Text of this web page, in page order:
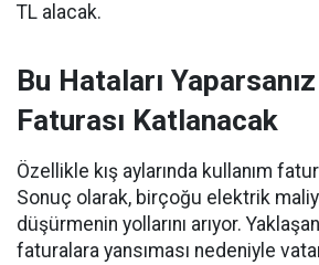
TL alacak.
Bu Hataları
Faturası Katlanacak
Özellikle kış aylarında kullanım
Sonuç olarak, birçoğu elektrik
düşürmenin yollarını arıyor.
faturalara yansıması nedeniyle